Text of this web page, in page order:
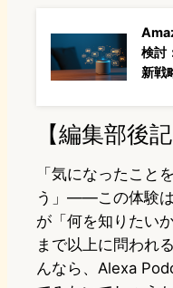
検討
新戦
【編集部後記
「気になったこと
う」——この体験
が「何を知りたい
まで以上に問われ
んなら、Alexa